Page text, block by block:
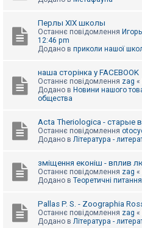
Перлы ХІХ школы
Останнє повідомлення
12:46 pm
Додано в приколи нашої
наша сторінка у FACEBOOK
Останнє повідомлення zag «
Додано в Новини нашого
общества
Acta Theriologica - старые
Останнє повідомлення
Додано в Література -
зміщення еконіш - вплив
Останнє повідомлення zag «
Додано в Теоретичні
Pallas P. S. - Zoographia
Останнє повідомлення zag «
Додано в Література -